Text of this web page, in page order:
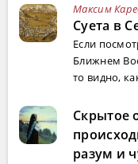
Максим
Суета в
Если
Ближнем
то видно,
Скрытое
разум и